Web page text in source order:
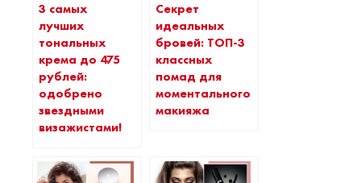
3 самых
лучших
тональных
крема до 475
рублей:
одобрено
звездными
визажистами!
Секрет
идеальных
бровей: ТОП-3
классных
помад для
моментального
макияжа